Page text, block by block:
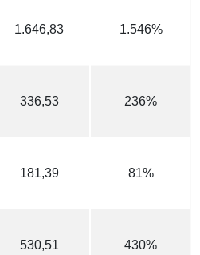
1.646,83 1.546%
336,53 236%
181,39 81%
530,51 430%